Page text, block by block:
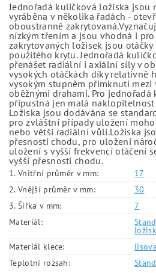
Jednořadá kuličková ložiska jsou
vyráběna v několika řadách -
oboustranně
nízkým třením a jsou vhodná i pro
zakrytovaných ložisek jsou
použitého krytu. Jednořadá
přenášet radiální i axiální síly v
vysokých otáčkách díky relativně
vysokým stupněm přimknutí mezi
oběžnými drahami. Pro
přípustná jen malá
Ložiska jsou dodávána se
pro zvláštní případy uložení
nebo větší radiální vůlí.Ložiska
přesnosti chodu, pro uložení
uložení s vyšší frekvencí otáčení
vyšší přesností chodu.
1. Vnitřní průměr v mm:
17
2. Vnější průměr v mm:
30
3. Šířka v mm:
7
Materiál:
Materiál klece:
Teplotní rozsah: